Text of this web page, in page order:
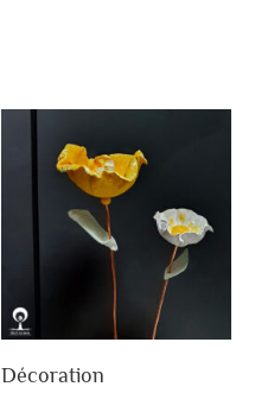
Décoration